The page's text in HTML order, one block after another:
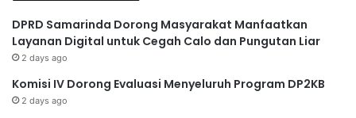
DPRD Samarinda Dorong Masyarakat Manfaatkan
Layanan Digital untuk Cegah Calo dan Pungutan Liar
2 days ago
Komisi IV Dorong Evaluasi Menyeluruh Program DP2KB
2 days ago